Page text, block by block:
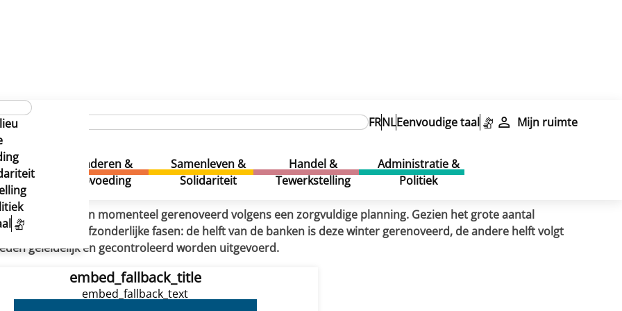
FRNLEenvoudige taal Mijn ruimte
&
Kinderen &
Opvoeding
Samenleven &
Solidariteit
Handel &
Tewerkstelling
Administratie &
Politiek
een opknapbeurt
krijgt een opknapbeurt
krijgt een opknapbeurt
worden momenteel gerenoveerd volgens een zorgvuldige planning. Gezien het grote aantal
in twee afzonderlijke fasen: de helft van de banken is deze winter gerenoveerd, de andere helft volgt
geleidelijk en gecontroleerd worden uitgevoerd.
embed_fallback_title
embed_fallback_text